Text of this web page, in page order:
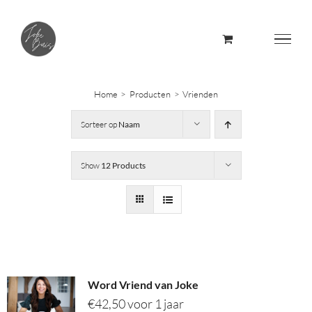
content
Home Producten Vrienden
Sorteer op Naam
Show 12 Products
Word Vriend van Joke
€42,50voor 1 jaar